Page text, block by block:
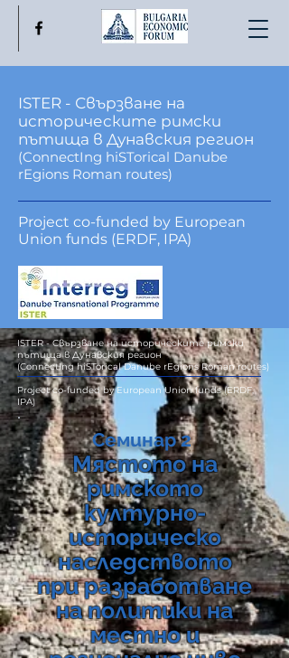
ISTER - Свързване на
историческите римски
пътища в Дунавския регион
(ConnectIng hiSTorical Danube
rEgions Roman routes)
Project co-funded by European
Union funds (ERDF, IPA)
ISTER - Свързване на историческите римски
пътища в Дунавския регион
(ConnectIng hiSTorical Danube rEgions Roman routes)
Project co-funded by European Union funds (ERDF,
IPA)
Семинар 2
Мястото на
римското
културно-
историческо
наследството
при разработване
на политики на
местно и